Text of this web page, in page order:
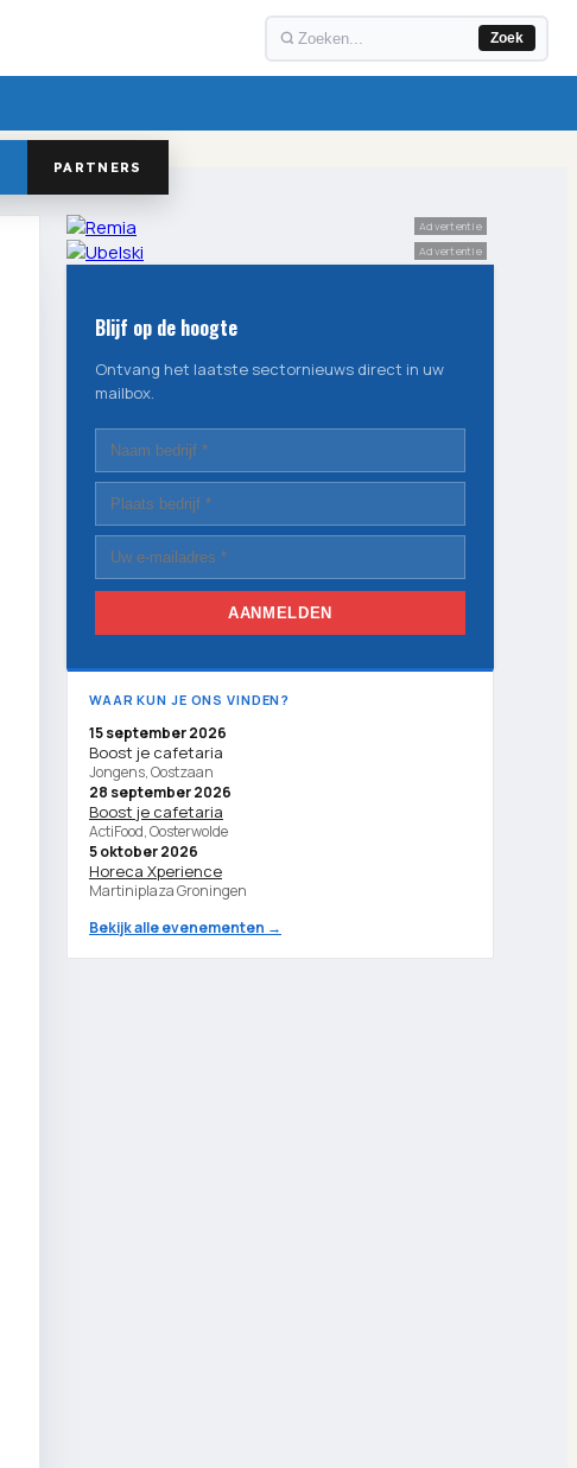
Zoek
PARTNERS
Advertentie
Advertentie
Blijf op de hoogte
Ontvang het laatste sectornieuws direct in uw
mailbox.
AANMELDEN
WAAR KUN JE ONS VINDEN?
15 september 2026
Boost je cafetaria
Jongens, Oostzaan
28 september 2026
Boost je cafetaria
ActiFood, Oosterwolde
5 oktober 2026
Horeca Xperience
Martiniplaza Groningen
Bekijk alle evenementen →